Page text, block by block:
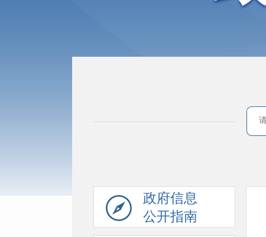
政府信息
公开指南